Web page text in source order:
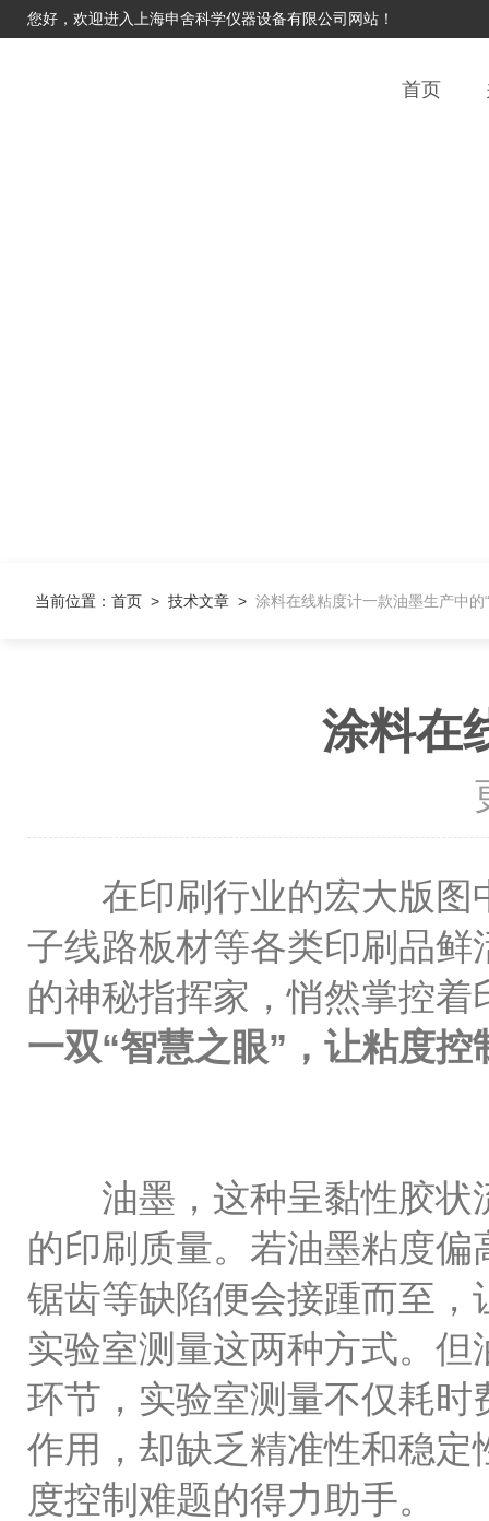
您好，欢迎进入上海申舍科学仪器设备有限公司网站！
首页
当前位置： 首页 > 技术文章 > 涂料在线粘度计一款油墨生产中的
涂料在
在印刷行业的宏大版图
子线路板材等各类印刷品
的神秘指挥家，悄然掌控着
一双“智慧之眼”，让粘度
油墨，这种呈黏性胶状
的印刷质量。若油墨粘度
锯齿等缺陷便会接踵而至
实验室测量这两种方式。
环节，实验室测量不仅耗
作用，却缺乏精准性和稳
度控制难题的得力助手。